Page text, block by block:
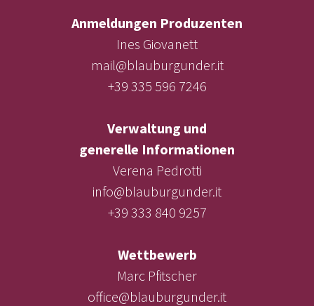
Anmeldungen Produzenten
Ines Giovanett
mail@blauburgunder.it
+39 335 596 7246
Verwaltung und
generelle Informationen
Verena Pedrotti
info@blauburgunder.it
+39 333 840 9257
Wettbewerb
Marc Pfitscher
office@blauburgunder.it